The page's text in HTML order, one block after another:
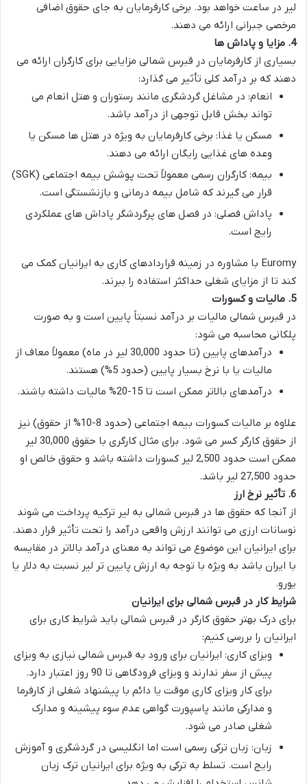
لیر در ساعت خواهد بود. برخی کارفرمایان به جای حقوق اضافی
مرخصی جبرانی ارائه می دهند.
4. مزایا و پاداش ها
بسیاری از کارفرمایان در قبرس شمالی مزایایی برای کارگران ارائه می
دهند که بر درآمد کلی تأثیر می گذارد:
انعام: در مشاغل گردشگری مانند رستوران و هتل انعام می
تواند بخش قابل توجهی از درآمد باشد.
مسکن یا غذا: برخی کارفرمایان به ویژه در هتل ها مسکن یا
وعده های غذایی رایگان ارائه می دهند.
بیمه
: کارگران رسمی معمولاً تحت پوشش بیمه اجتماعی (SGK)
قرار می گیرند که شامل بیمه درمانی و بازنشستگی است.
پاداش فصلی: در فصل های پرگردشگر پاداش های عملکردی
رایج است.
Euromy با مشاوره در زمینه قراردادهای کاری به ایرانیان کمک می
کند تا از مزایای شغلی حداکثر استفاده را ببرند.
5. مالیات و کسورات
در قبرس شمالی مالیات بر درآمد نسبتاً پایین است و به صورت
پلکانی محاسبه می شود:
درآمدهای پایین (تا حدود 30,000 لیر در ماه) معمولاً معاف از
مالیات یا با نرخ بسیار پایین (حدود 5%) هستند.
درآمدهای بالاتر ممکن است تا 15-20% مالیات داشته باشند.
علاوه بر مالیات کسورات بیمه اجتماعی (حدود 8-10% از حقوق) نیز
از حقوق کارگر کسر می شود. برای مثال کارگری با حقوق 30,000 لیر
ممکن است حدود 2,500 لیر کسورات داشته باشد و حقوق خالص او
حدود 27,500 لیر باشد.
6. تأثیر نرخ ارز
از آنجا که حقوق ها در قبرس شمالی به لیر ترکیه پرداخت می شوند
نوسانات ارزی می توانند ارزش واقعی درآمد را تحت تأثیر قرار دهند.
برای ایرانیان این موضوع می تواند به معنای درآمد بالاتر در مقایسه
با ایران باشد به ویژه با توجه به ارزش پایین تر لیر نسبت به دلار یا
یورو.
شرایط کار در قبرس شمالی برای ایرانیان
برای درک بهتر حقوق کارگر در قبرس شمالی باید شرایط کاری برای
ایرانیان را بررسی کنیم:
ویزای کاری: ایرانیان برای ورود به قبرس شمالی نیازی به ویزای
پیش از سفر ندارند و ویزای فرودگاهی تا 90 روز اعتبار دارد.
برای کار ویزای کاری موقت یا دائم با پیشنهاد شغلی از کارفرما
و مدارکی مانند پاسپورت گواهی عدم سوء پیشینه و مدارک
شغلی صادر می شود.
زبان: زبان ترکی رسمی است اما انگلیسی در گردشگری و آموزش
رایج است. تسلط به ترکی به ویژه برای ایرانیان ترک زبان